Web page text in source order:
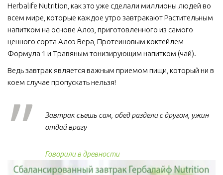
Herbalife Nutrition, как это уже сделали миллионы людей во
всем мире, которые каждое утро завтракают Растительным
напитком на основе Алоэ, приготовленного из самого
ценного сорта Алоэ Вера, Протеиновым коктейлем
Формула 1 и Травяным тонизирующим напитком (чай).
Ведь завтрак является важным приемом пищи, который ни в
коем случае пропускать нельзя!
Завтрак съешь сам, обед раздели с другом, ужин
отдай врагу
Говорили в древности